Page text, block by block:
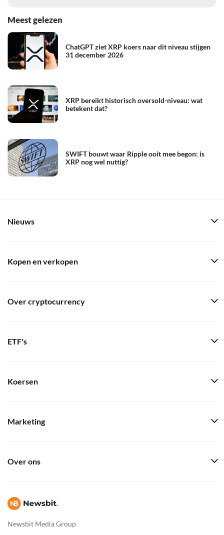
Meest gelezen
ChatGPT ziet XRP koers naar dit niveau stijgen
31 december 2026
XRP bereikt historisch oversold-niveau: wat
betekent dat?
SWIFT bouwt waar Ripple ooit mee begon: is
XRP nog wel nuttig?
Newsbit Media Group
Nieuws
Kopen en verkopen
Over cryptocurrency
ETF's
Koersen
Marketing
Over ons